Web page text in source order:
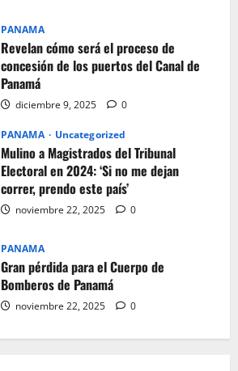
PANAMA
Revelan cómo será el proceso de
concesión de los puertos del Canal de
Panamá
diciembre 9, 2025 0
PANAMA Uncategorized
Mulino a Magistrados del Tribunal
Electoral en 2024: ‘Si no me dejan
correr, prendo este país’
noviembre 22, 2025 0
PANAMA
Gran pérdida para el Cuerpo de
Bomberos de Panamá
noviembre 22, 2025 0